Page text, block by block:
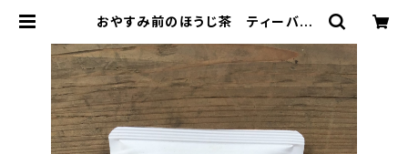
おやすみ前のほうじ茶 ティーバッ
ラックスタイム ほうじ茶 カフェイ
ン少なめ ティーバッグ 7パック入
り ギフト プレゼント 緑茶 日本
茶 ティータイム ペアリング オリ
ジナルのお茶 国内産 | 加島茶舗